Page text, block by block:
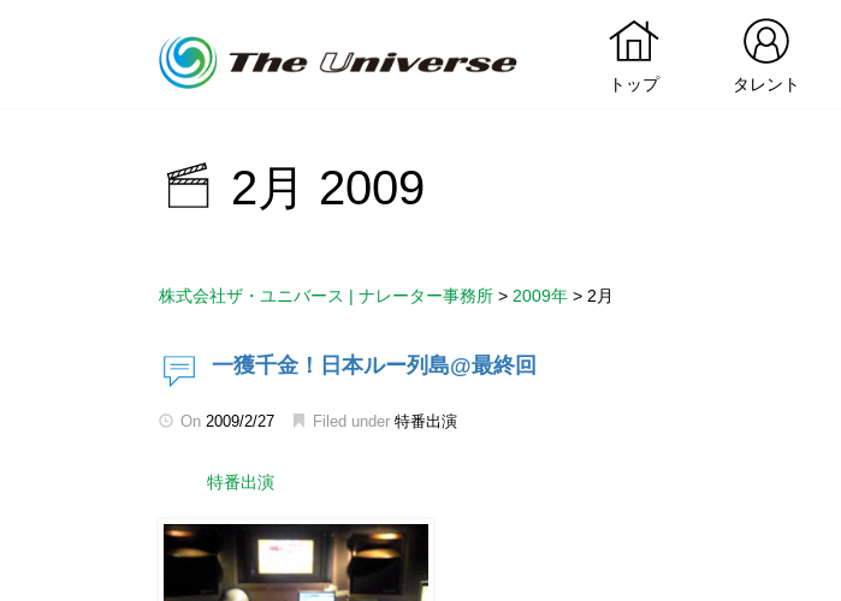
トップ タレント
2月 2009
株式会社ザ・ユニバース | ナレーター事務所 > 2009年 > 2月
一獲千金！日本ルー列島@最終回
On 2009/2/27 Filed under 特番出演
特番出演